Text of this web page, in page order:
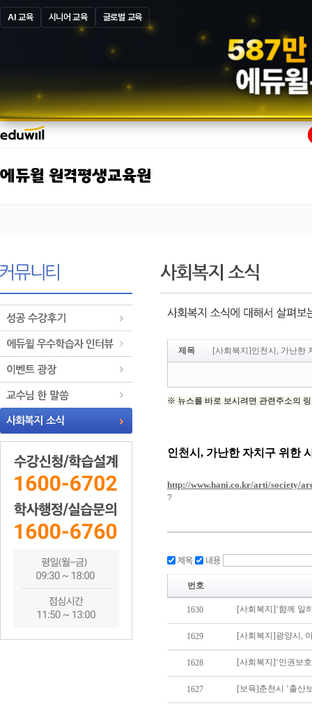
AI 교육 시니어 교육 글로벌 교육
587만
에듀윌
에듀윌 원격평생교육원
제목 [사회복지]인천시, 가난한
제목 내용
번호
1630 [사회복지]‘함께 일
1629 [사회복지]광양시,
1628 [사회복지]‘인권보
1627 [보육]춘천시 ‘출산